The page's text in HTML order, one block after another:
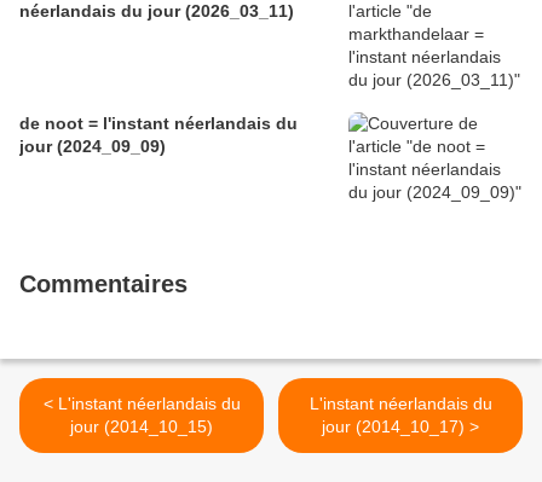
néerlandais du jour (2026_03_11)
de noot = l'instant néerlandais du
jour (2024_09_09)
Commentaires
< L'instant néerlandais du
jour (2014_10_15)
L'instant néerlandais du
jour (2014_10_17) >